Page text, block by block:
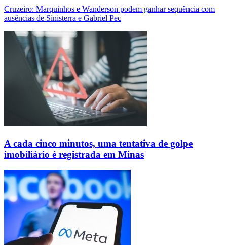
Cruzeiro: Marquinhos e Wanderson podem ganhar sequência com
ausências de Sinisterra e Gabriel Pec
A cada cinco minutos, uma tentativa de golpe
imobiliário é registrada em Minas